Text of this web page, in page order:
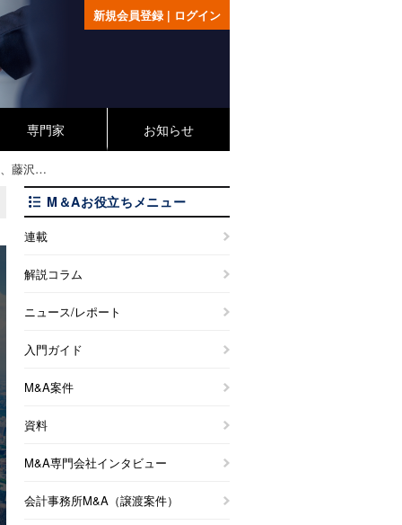
新規会員登録| ログイン
専門家 お知らせ
、藤沢…
M＆Aお役立ちメニュー
連載
解説コラム
ニュース/レポート
入門ガイド
M&A案件
資料
M&A専門会社インタビュー
会計事務所M&A（譲渡案件）